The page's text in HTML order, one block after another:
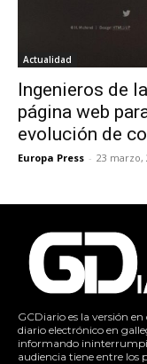
Actualidad
Ingenieros de
página web
evolución de
Europa Press - 23 marzo,
GCDiario es la versión
diario electrónico en
informando
audiencia tiene entre los